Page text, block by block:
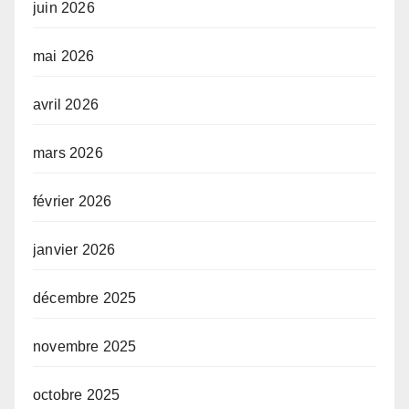
juin 2026
mai 2026
avril 2026
mars 2026
février 2026
janvier 2026
décembre 2025
novembre 2025
octobre 2025